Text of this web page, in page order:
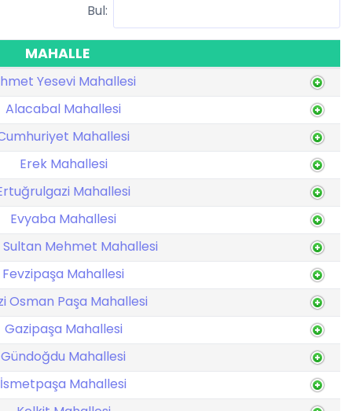
Bul:
MAHALLE
Yesevi Mahallesi
Alacabal Mahallesi
Mahallesi
Erek Mahallesi
Mahallesi
Evyaba Mahallesi
Mehmet Mahallesi
Fevzipaşa Mahallesi
Osman Paşa Mahallesi
Gazipaşa Mahallesi
Gündoğdu Mahallesi
İsmetpaşa Mahallesi